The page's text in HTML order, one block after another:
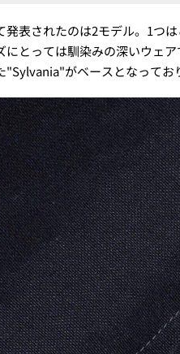
発表されたのは2モデル。1つ
にとっては馴染みの深いウェ
"Sylvania"がベースとなってお